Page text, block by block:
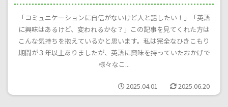
「コミュニケーションに自信がないけど人と話したい！」「英語
に興味はあるけど、変われるかな？」この記事を見てくれた方は
こんな気持ちを抱えているかと思います。私は完全なひきこもり
期間が３年以上ありましたが、英語に興味を持っていたおかげで
様々なこ...
2025.04.01 2025.06.20